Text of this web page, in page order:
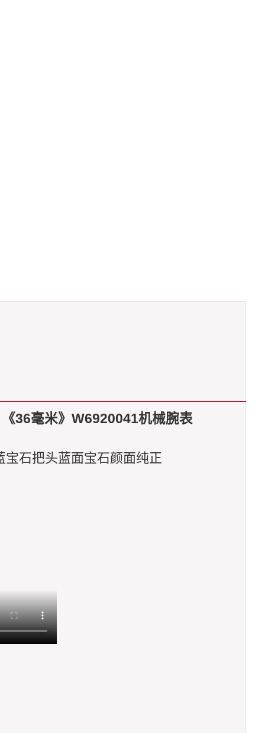
36毫米》W6920041机械腕表
石把头蓝面宝石颜面纯正